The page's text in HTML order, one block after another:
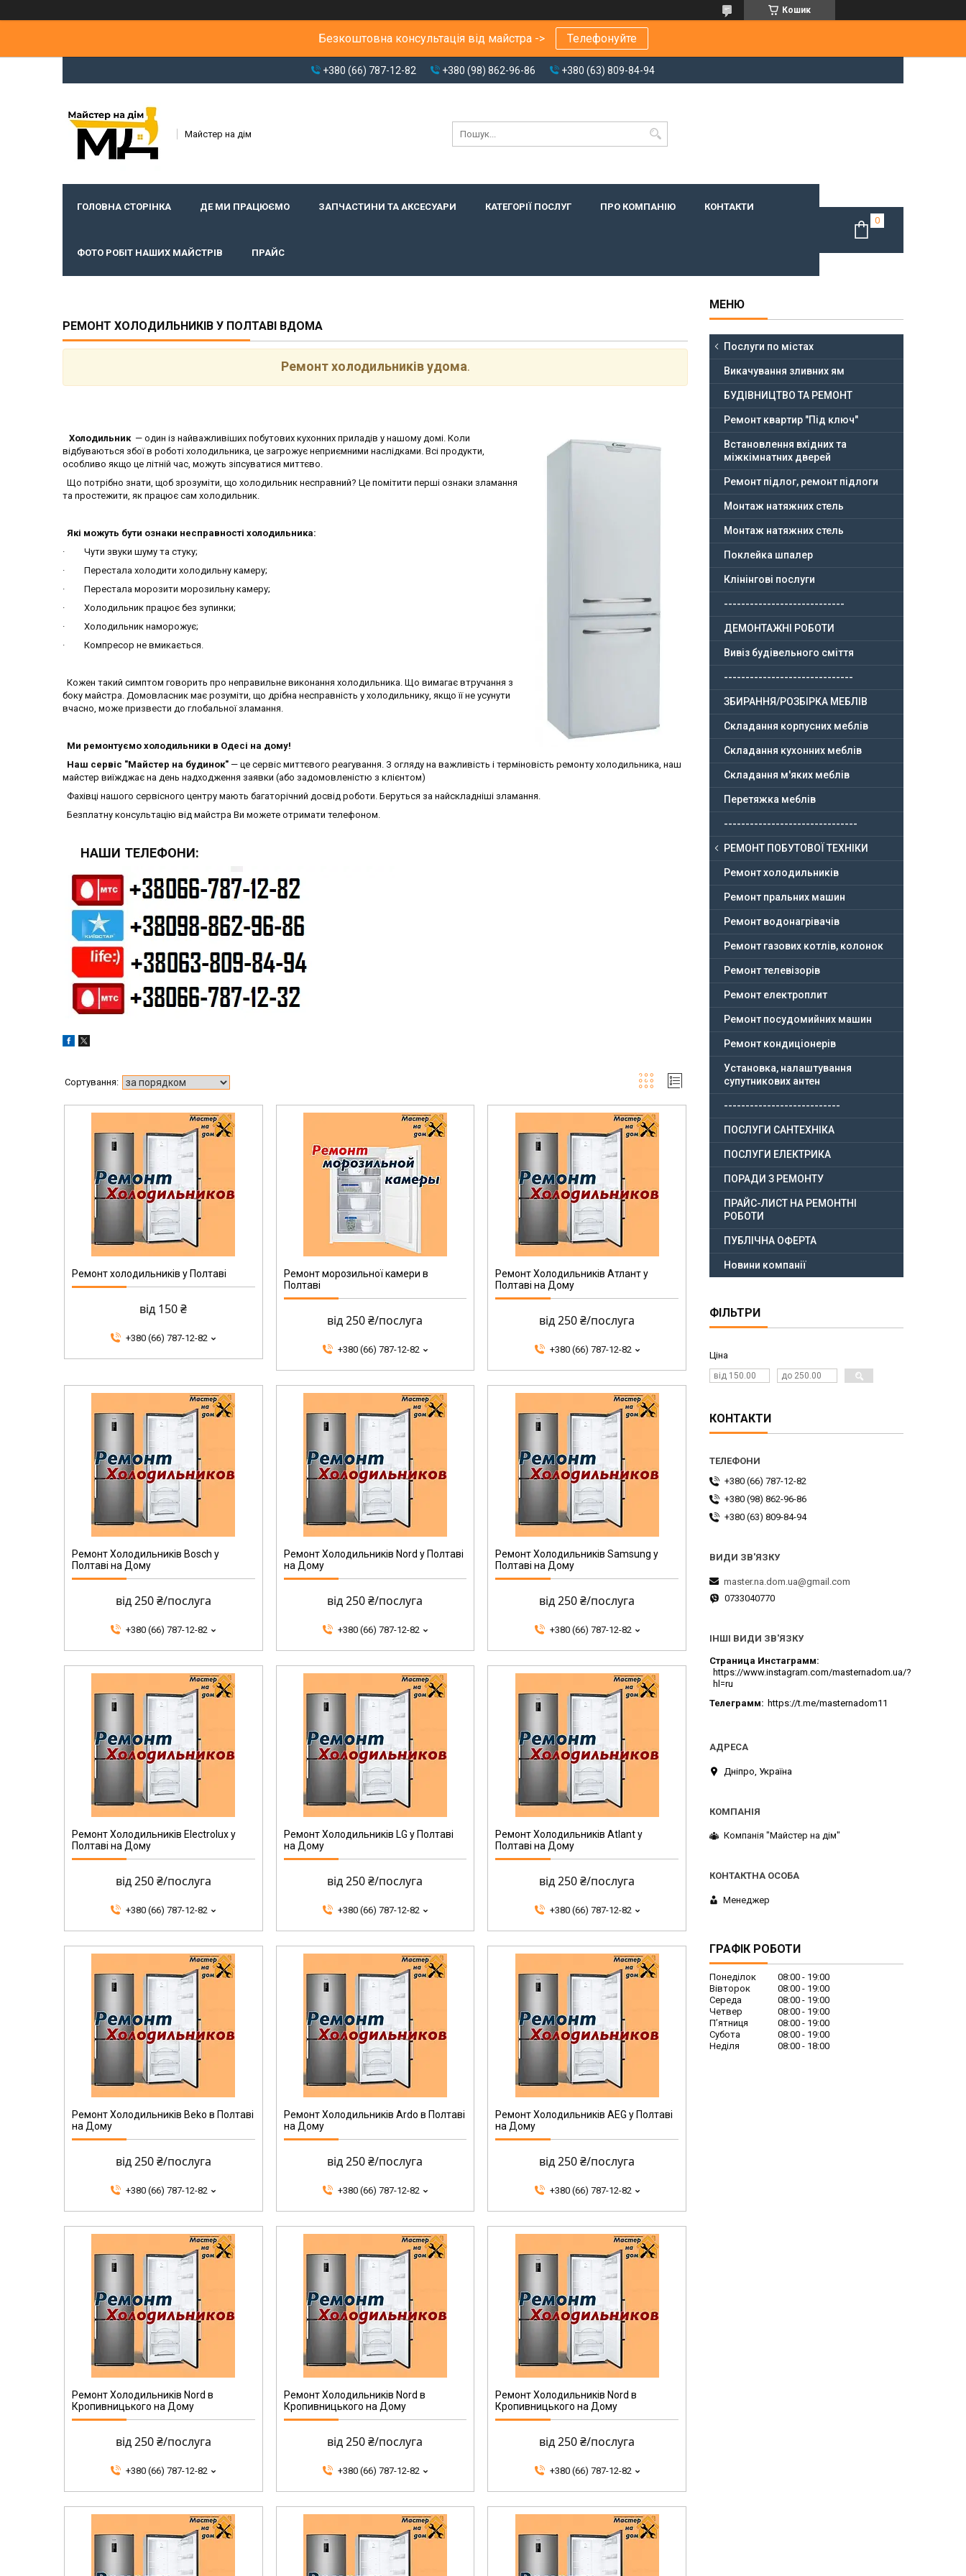
Кошик
Безкоштовна консультація від майстра -> Телефонуйте
+380 (66) 787-12-82 +380 (98) 862-96-86 +380 (63) 809-84-94
Майстер на дім
ГОЛОВНА СТОРІНКА ДЕ МИ ПРАЦЮЄМО ЗАПЧАСТИНИ ТА АКСЕСУАРИ КАТЕГОРІЇ ПОСЛУГ ПРО КОМПАНІЮ КОНТАКТИ
ФОТО РОБІТ НАШИХ МАЙСТРІВ ПРАЙС
РЕМОНТ ХОЛОДИЛЬНИКІВ У ПОЛТАВІ ВДОМА
Ремонт холодильників удома.
Холодильник — один із найважливіших побутових кухонних приладів у нашому домі. Коли
відбуваються збої в роботі холодильника, це загрожує неприємними наслідками. Всі продукти,
особливо якщо це літній час, можуть зіпсуватися миттєво.
Що потрібно знати, щоб зрозуміти, що холодильник несправний? Це помітити перші ознаки зламання
та простежити, як працює сам холодильник.
Які можуть бути ознаки несправності холодильника:
· Чути звуки шуму та стуку;
· Перестала холодити холодильну камеру;
· Перестала морозити морозильну камеру;
· Холодильник працює без зупинки;
· Холодильник наморожує;
· Компресор не вмикається.
Кожен такий симптом говорить про неправильне виконання холодильника. Що вимагає втручання з
боку майстра. Домовласник має розуміти, що дрібна несправність у холодильнику, якщо її не усунути
вчасно, може призвести до глобальної зламання.
Ми ремонтуємо холодильники в Одесі на дому!
Наш сервіс "Майстер на будинок" — це сервіс миттєвого реагування. З огляду на важливість і терміновість ремонту холодильника, наш
майстер виїжджає на день надходження заявки (або задомовленістю з клієнтом)
Фахівці нашого сервісного центру мають багаторічний досвід роботи. Беруться за найскладніші зламання.
Безплатну консультацію від майстра Ви можете отримати телефоном.
НАШИ ТЕЛЕФОНИ:
Ремонт холодильників у Полтаві
від 150 ₴
+380 (66) 787-12-82
Ремонт морозильної камери в
Полтаві
від 250 ₴/послуга
+380 (66) 787-12-82
Ремонт Холодильників Атлант у
Полтаві на Дому
від 250 ₴/послуга
+380 (66) 787-12-82
Ремонт Холодильників Bosch у
Полтаві на Дому
від 250 ₴/послуга
+380 (66) 787-12-82
Ремонт Холодильників Nord у Полтаві
на Дому
від 250 ₴/послуга
+380 (66) 787-12-82
Ремонт Холодильників Samsung у
Полтаві на Дому
від 250 ₴/послуга
+380 (66) 787-12-82
Ремонт Холодильників Electrolux у
Полтаві на Дому
від 250 ₴/послуга
+380 (66) 787-12-82
Ремонт Холодильників LG у Полтаві
на Дому
від 250 ₴/послуга
+380 (66) 787-12-82
Ремонт Холодильників Atlant у
Полтаві на Дому
від 250 ₴/послуга
+380 (66) 787-12-82
Ремонт Холодильників Beko в Полтаві
на Дому
від 250 ₴/послуга
+380 (66) 787-12-82
Ремонт Холодильників Ardo в Полтаві
на Дому
від 250 ₴/послуга
+380 (66) 787-12-82
Ремонт Холодильників AEG у Полтаві
на Дому
від 250 ₴/послуга
+380 (66) 787-12-82
Ремонт Холодильників Nord в
Кропивницького на Дому
від 250 ₴/послуга
+380 (66) 787-12-82
Ремонт Холодильників Nord в
Кропивницького на Дому
від 250 ₴/послуга
+380 (66) 787-12-82
Ремонт Холодильників Nord в
Кропивницького на Дому
від 250 ₴/послуга
+380 (66) 787-12-82
Послуги по містах
Викачування зливних ям
БУДІВНИЦТВО ТА РЕМОНТ
Ремонт квартир "Під ключ"
Встановлення вхідних та
міжкімнатних дверей
Ремонт підлог, ремонт підлоги
Монтаж натяжних стель
Монтаж натяжних стель
Поклейка шпалер
Клінінгові послуги
----------------------------
ДЕМОНТАЖНІ РОБОТИ
Вивіз будівельного сміття
------------------------------
ЗБИРАННЯ/РОЗБІРКА МЕБЛІВ
Складання корпусних меблів
Складання кухонних меблів
Складання м'яких меблів
Перетяжка меблів
-------------------------------
РЕМОНТ ПОБУТОВОЇ ТЕХНІКИ
Ремонт холодильників
Ремонт пральних машин
Ремонт водонагрівачів
Ремонт газових котлів, колонок
Ремонт телевізорів
Ремонт електроплит
Ремонт посудомийних машин
Ремонт кондиціонерів
Установка, налаштування
супутникових антен
---------------------------
ПОСЛУГИ САНТЕХНІКА
ПОСЛУГИ ЕЛЕКТРИКА
ПОРАДИ З РЕМОНТУ
ПРАЙС-ЛИСТ НА РЕМОНТНІ
РОБОТИ
ПУБЛІЧНА ОФЕРТА
Новини компанії
ФІЛЬТРИ
Ціна
КОНТАКТИ
+380 (66) 787-12-82
+380 (98) 862-96-86
+380 (63) 809-84-94
master.na.dom.ua@gmail.com
0733040770
ІНШІ ВИДИ ЗВ'ЯЗКУ
Страница Инстаграмм
https://www.instagram.com/masternadom.ua/?
hl=ru
Телеграмм
https://t.me/masternadom11
Дніпро, Україна
Компанія "Майстер на дім"
Менеджер
ГРАФІК РОБОТИ
Понеділок 08:00
19:00
Вівторок
08:00
19:00
Середа
08:00
19:00
Четвер
08:00
19:00
Пʼятниця
08:00
19:00
Субота
08:00
19:00
Неділя
08:00 18:00